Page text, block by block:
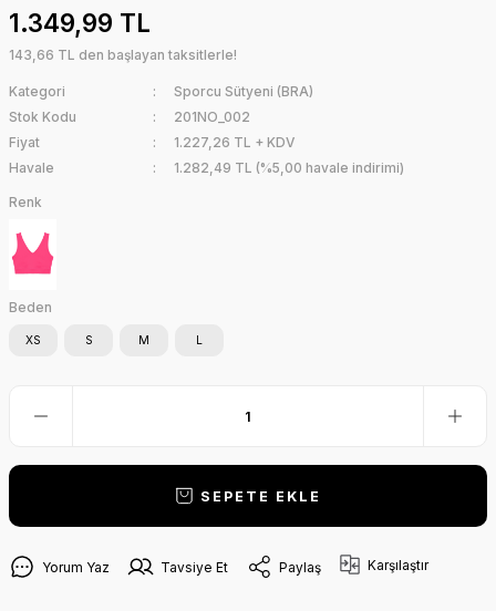
1.349,99 TL
143,66 TL den başlayan taksitlerle!
Kategori
Sporcu Sütyeni (BRA)
Stok Kodu
201NO_002
Fiyat
1.227,26 TL + KDV
Havale
1.282,49 TL (%5,00 havale indirimi)
Renk
Beden
XS S M L
SEPETE EKLE
Yorum Yaz Tavsiye Et Paylaş Karşılaştır